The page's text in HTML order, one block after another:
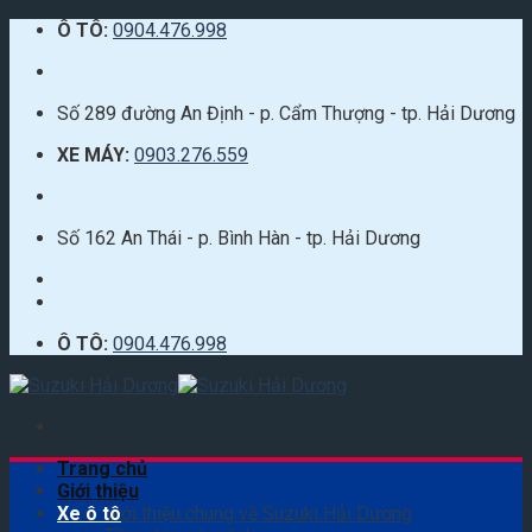
Skip
content
Ô TÔ: 0904.476.998
Số 289 đường An Định - p. Cẩm Thượng - tp. Hải Dương
XE MÁY: 0903.276.559
Số 162 An Thái - p. Bình Hàn - tp. Hải Dương
Ô TÔ: 0904.476.998
Trang chủ
Giới thiệu
Giới thiệu chung về Suzuki Hải Dương
Xe ô tô